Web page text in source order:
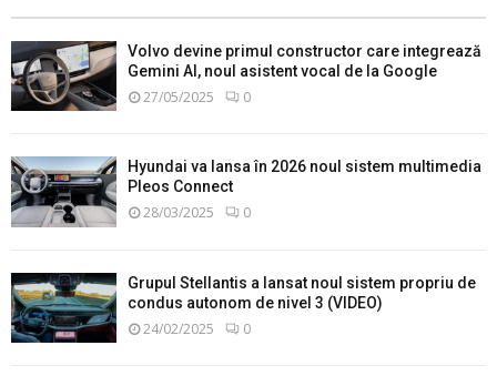
Volvo devine primul constructor care integrează
Gemini AI, noul asistent vocal de la Google
27/05/2025 0
Hyundai va lansa în 2026 noul sistem multimedia
Pleos Connect
28/03/2025 0
Grupul Stellantis a lansat noul sistem propriu de
condus autonom de nivel 3 (VIDEO)
24/02/2025 0